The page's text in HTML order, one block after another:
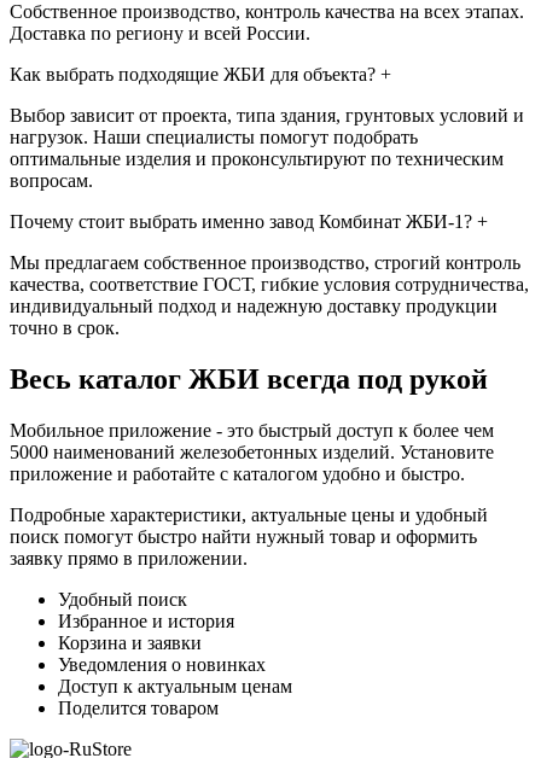
Собственное производство, контроль качества на всех этапах.
Доставка по региону и всей России.
Как выбрать подходящие ЖБИ для объекта? +
Выбор зависит от проекта, типа здания, грунтовых условий и
нагрузок. Наши специалисты помогут подобрать
оптимальные изделия и проконсультируют по техническим
вопросам.
Почему стоит выбрать именно завод Комбинат ЖБИ-1? +
Мы предлагаем собственное производство, строгий контроль
качества, соответствие ГОСТ, гибкие условия сотрудничества,
индивидуальный подход и надежную доставку продукции
точно в срок.
Весь каталог ЖБИ всегда под рукой
Мобильное приложение - это быстрый доступ к более чем
5000 наименований железобетонных изделий. Установите
приложение и работайте с каталогом удобно и быстро.
Подробные характеристики, актуальные цены и удобный
поиск помогут быстро найти нужный товар и оформить
заявку прямо в приложении.
Удобный поиск
Избранное и история
Корзина и заявки
Уведомления о новинках
Доступ к актуальным ценам
Поделится товаром